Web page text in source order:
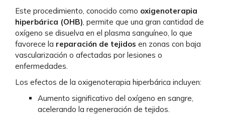
Este procedimiento, conocido como oxigenoterapia
hiperbárica (OHB), permite que una gran cantidad de
oxígeno se disuelva en el plasma sanguíneo, lo que
favorece la reparación de tejidos en zonas con baja
vascularización o afectadas por lesiones o
enfermedades.
Los efectos de la oxigenoterapia hiperbárica incluyen:
Aumento significativo del oxígeno en sangre,
acelerando la regeneración de tejidos.